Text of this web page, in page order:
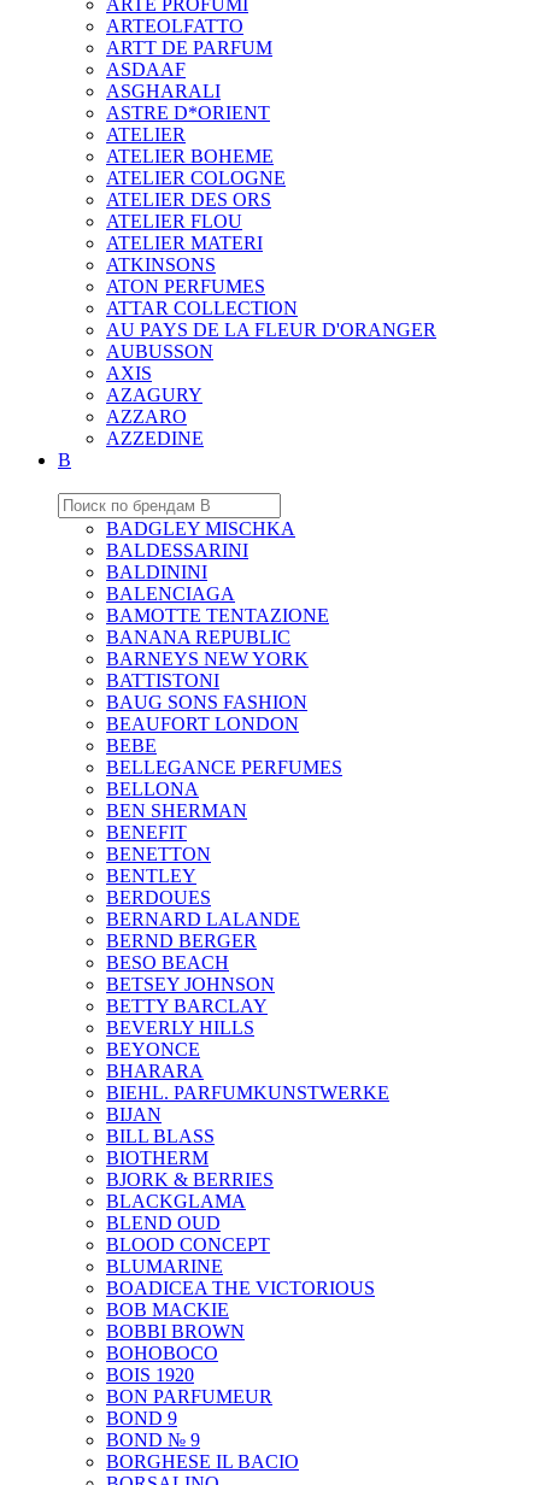
ARTE PROFUMI
ARTEOLFATTO
ARTT DE PARFUM
ASDAAF
ASGHARALI
ASTRE D*ORIENT
ATELIER
ATELIER BOHEME
ATELIER COLOGNE
ATELIER DES ORS
ATELIER FLOU
ATELIER MATERI
ATKINSONS
ATON PERFUMES
ATTAR COLLECTION
AU PAYS DE LA FLEUR D'ORANGER
AUBUSSON
AXIS
AZAGURY
AZZARO
AZZEDINE
B
BADGLEY MISCHKA
BALDESSARINI
BALDININI
BALENCIAGA
BAMOTTE TENTAZIONE
BANANA REPUBLIC
BARNEYS NEW YORK
BATTISTONI
BAUG SONS FASHION
BEAUFORT LONDON
BEBE
BELLEGANCE PERFUMES
BELLONA
BEN SHERMAN
BENEFIT
BENETTON
BENTLEY
BERDOUES
BERNARD LALANDE
BERND BERGER
BESO BEACH
BETSEY JOHNSON
BETTY BARCLAY
BEVERLY HILLS
BEYONCE
BHARARA
BIEHL. PARFUMKUNSTWERKE
BIJAN
BILL BLASS
BIOTHERM
BJORK & BERRIES
BLACKGLAMA
BLEND OUD
BLOOD CONCEPT
BLUMARINE
BOADICEA THE VICTORIOUS
BOB MACKIE
BOBBI BROWN
BOHOBOCO
BOIS 1920
BON PARFUMEUR
BOND 9
BOND № 9
BORGHESE IL BACIO